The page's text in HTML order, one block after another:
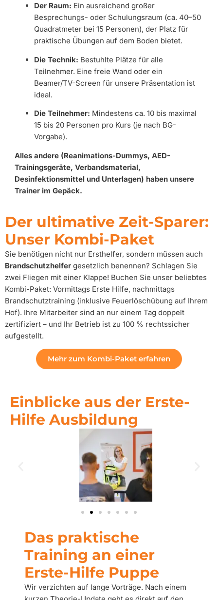
Der Raum: Ein ausreichend großer
Besprechungs- oder Schulungsraum (ca. 40–50
Quadratmeter bei 15 Personen), der Platz für
praktische Übungen auf dem Boden bietet.
Die Technik: Bestuhlte Plätze für alle
Teilnehmer. Eine freie Wand oder ein
Beamer/TV-Screen für unsere Präsentation ist
ideal.
Die Teilnehmer: Mindestens ca. 10 bis maximal
15 bis 20 Personen pro Kurs (je nach BG-
Vorgabe).
Alles andere (Reanimations-Dummys, AED-
Trainingsgeräte, Verbandsmaterial,
Desinfektionsmittel und Unterlagen) haben unsere
Trainer im Gepäck.
Der ultimative Zeit-Sparer:
Unser Kombi-Paket
Sie benötigen nicht nur Ersthelfer, sondern müssen auch
Brandschutzhelfer gesetzlich benennen? Schlagen Sie
zwei Fliegen mit einer Klappe! Buchen Sie unser beliebtes
Kombi-Paket: Vormittags Erste Hilfe, nachmittags
Brandschutztraining (inklusive Feuerlöschübung auf Ihrem
Hof). Ihre Mitarbeiter sind an nur einem Tag doppelt
zertifiziert – und Ihr Betrieb ist zu 100 % rechtssicher
aufgestellt.
Mehr zum Kombi-Paket erfahren
Einblicke aus der Erste-
Hilfe Ausbildung
Das praktische
Training an einer
Erste-Hilfe Puppe
Wir verzichten auf lange Vorträge. Nach einem